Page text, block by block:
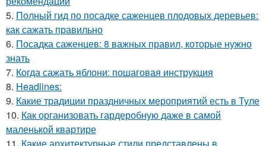
5. Полный гид по посадке саженцев плодовых деревьев:
как сажать правильно
6. Посадка саженцев: 8 важных правил, которые нужно
знать
7. Когда сажать яблони: пошаговая инструкция
8. Headlines:
9. Какие традиции праздничных мероприятий есть в Туле
10. Как организовать гардеробную даже в самой
маленькой квартире
11. Какие архитектурные стили представлены в